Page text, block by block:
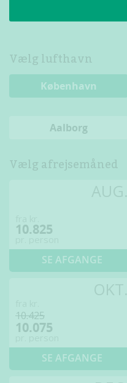
Vælg lufthavn
København
Aalborg
Vælg afrejsemåned
10.825
SE AFGANGE
10.425
10.075
SE AFGANGE